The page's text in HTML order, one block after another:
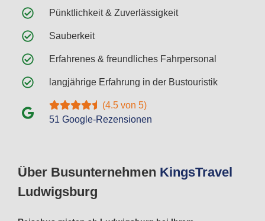
Über Busunternehmen KingsTravel
Ludwigsburg
Pünktlichkeit & Zuverlässigkeit
Sauberkeit
Erfahrenes & freundliches Fahrpersonal
langjährige Erfahrung in der Bustouristik
(4.5 von 5)
51 Google-Rezensionen